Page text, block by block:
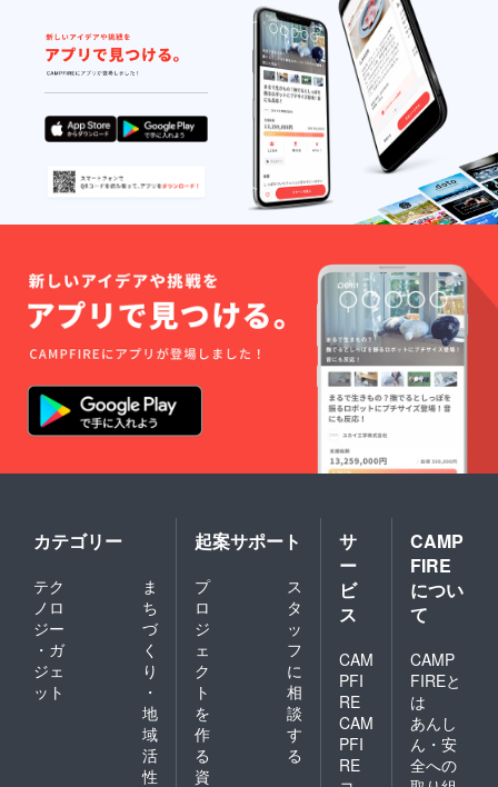
カテゴリー
テク
ノロ
ジー
・ガ
ジェ
ット
ま
ち
づ
く
り
・
地
域
活
性
起案サポート
プ
ロ
ジ
ェ
ク
ト
を
作
る
ス
タ
ッ
フ
に
相
談
す
る
資
サ
ー
ビ
ス
CAM
PFI
RE
CAM
PFI
RE
CAMP
FIRE
につい
て
CAMP
FIREと
は
あんし
ん・安
全への